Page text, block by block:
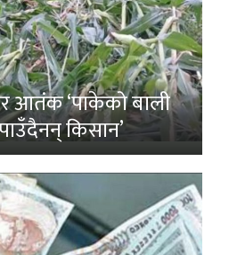
आतंक ‘पाकेको बाली
किसान’